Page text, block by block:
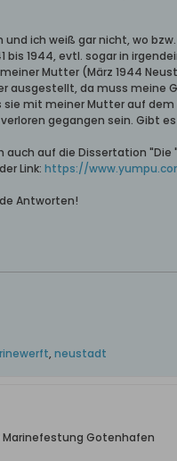
und ich weiß gar nicht, wo
bis 1944, evtl. sogar in
Mutter (März 1944
ausgestellt, da muss meine
sie mit meiner Mutter auf
gegangen sein. Gibt
auch auf die Dissertation
Link: https://
Antworten!
, neustadt
Marinefestung Gotenhafen